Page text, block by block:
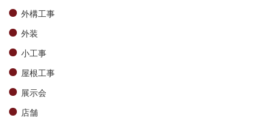
外構工事
外装
小工事
屋根工事
展示会
店舗